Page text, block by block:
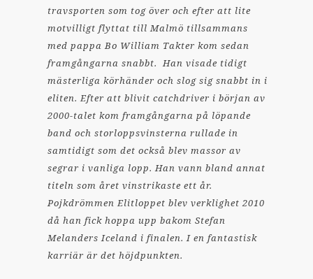
travsporten som tog över och efter att lite
motvilligt flyttat till Malmö tillsammans
med pappa Bo William Takter kom sedan
framgångarna snabbt. Han visade tidigt
mästerliga körhänder och slog sig snabbt in i
eliten. Efter att blivit catchdriver i början av
2000-talet kom framgångarna på löpande
band och storloppsvinsterna rullade in
samtidigt som det också blev massor av
segrar i vanliga lopp. Han vann bland annat
titeln som året vinstrikaste ett år.
Pojkdrömmen Elitloppet blev verklighet 2010
då han fick hoppa upp bakom Stefan
Melanders Iceland i finalen. I en fantastisk
karriär är det höjdpunkten.